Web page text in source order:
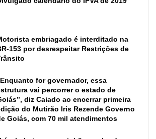
embriagado é interditado na
153 por desrespeitar Restrições de
for governador, essa
vai percorrer o estado de
diz Caiado ao encerrar primeira
do Mutirão Iris Rezende Governo
Goiás, com 70 mil atendimentos